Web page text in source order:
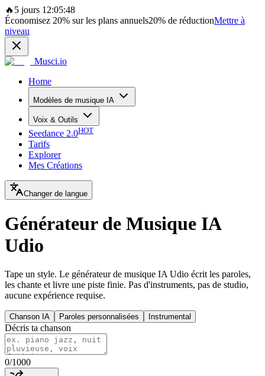
🔥 5 jours 12:05:48
Économisez 20% sur les plans annuels20% de réductionMettre à
niveau
Musci.io
Home
Modèles de musique IA
Voix & Outils
Seedance 2.0HOT
Tarifs
Explorer
Mes Créations
Changer de langue
Générateur de Musique IA
Udio
Tape un style. Le générateur de musique IA Udio écrit les paroles,
les chante et livre une piste finie. Pas d'instruments, pas de studio,
aucune expérience requise.
Chanson IA Paroles personnalisées Instrumental
Décris ta chanson
0/1000